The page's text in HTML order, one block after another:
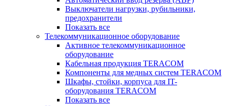
Выключатели нагрузки, рубильники,
предохранители
Показать все
Телекоммуникационное оборудование
Активное телекоммуникационное
оборудование
Кабельная продукция TERACOM
Компоненты для медных систем TERACOM
Шкафы, стойки, корпуса для IT-
оборудования TERACOM
Показать все